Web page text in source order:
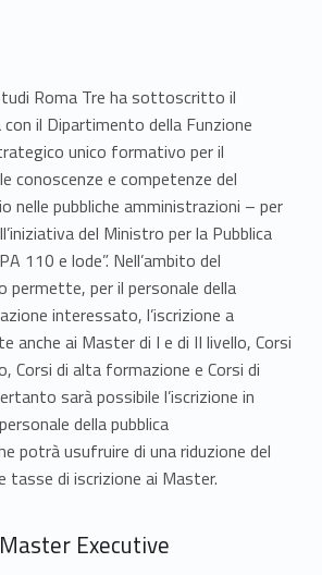
Roma Tre ha sottoscritto il
il Dipartimento della Funzione
unico formativo per il
conoscenze e competenze del
nelle pubbliche amministrazioni – per
del Ministro per la Pubblica
110 e lode”. Nell’ambito del
permette, per il personale della
interessato, l’iscrizione a
anche ai Master di I e di II livello, Corsi
Corsi di alta formazione e Corsi di
sarà possibile l’iscrizione in
della pubblica
potrà usufruire di una riduzione del
tasse di iscrizione ai Master.
Executive